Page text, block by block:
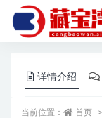
详情介绍
当前位置： 首页
全部